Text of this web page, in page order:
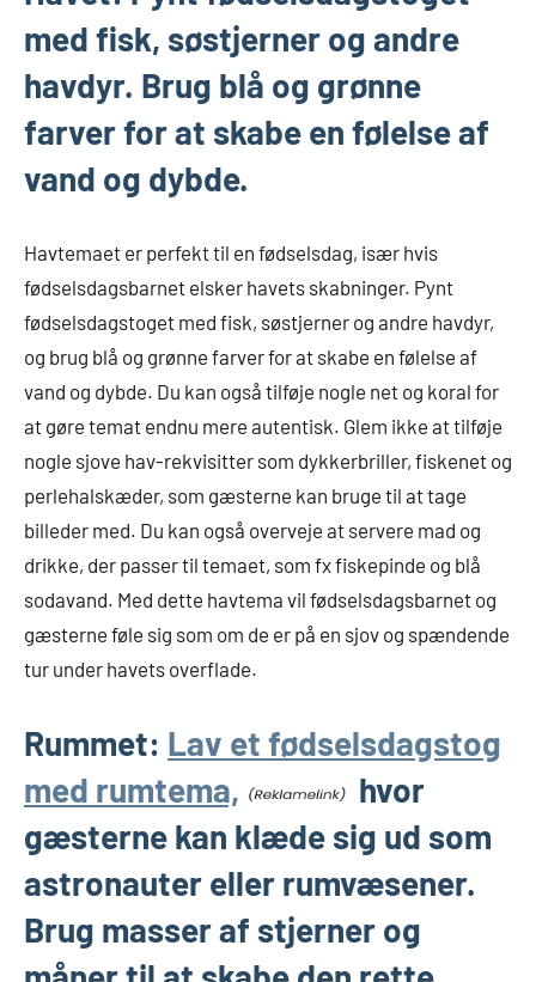
med fisk, søstjerner og andre
havdyr. Brug blå og grønne
farver for at skabe en følelse af
vand og dybde.
Havtemaet er perfekt til en fødselsdag, især hvis
fødselsdagsbarnet elsker havets skabninger. Pynt
fødselsdagstoget med fisk, søstjerner og andre havdyr,
og brug blå og grønne farver for at skabe en følelse af
vand og dybde. Du kan også tilføje nogle net og koral for
at gøre temat endnu mere autentisk. Glem ikke at tilføje
nogle sjove hav-rekvisitter som dykkerbriller, fiskenet og
perlehalskæder, som gæsterne kan bruge til at tage
billeder med. Du kan også overveje at servere mad og
drikke, der passer til temaet, som fx fiskepinde og blå
sodavand. Med dette havtema vil fødselsdagsbarnet og
gæsterne føle sig som om de er på en sjov og spændende
tur under havets overflade.
Rummet: Lav et fødselsdagstog
med rumtema,
hvor
gæsterne kan klæde sig ud som
astronauter eller rumvæsener.
Brug masser af stjerner og